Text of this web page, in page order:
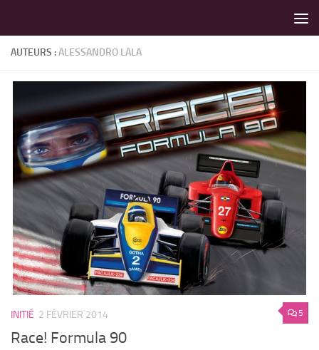
AUTEURS :ALESSANDRO LALA
5
INITIÉ 2 FÉVRIER 2014
Race! Formula 90